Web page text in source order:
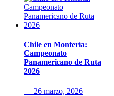
Chile en Montería:
Campeonato
Panamericano de Ruta
2026
— 26 marzo, 2026